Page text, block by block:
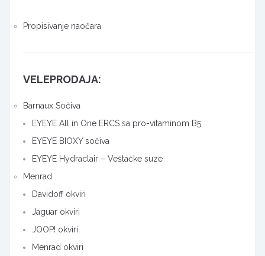
Propisivanje naočara
VELEPRODAJA:
Barnaux Sočiva
EYEYE All in One ERCS sa pro-vitaminom B5
EYEYE BIOXY sočiva
EYEYE Hydraclair – Veštačke suze
Menrad
Davidoff okviri
Jaguar okviri
JOOP! okviri
Menrad okviri